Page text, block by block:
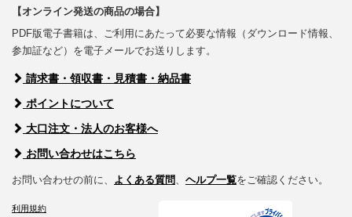
【オンライン発送の商品の場合】
PDF版電子書籍は、ご利用にあたって必要な情報（ダウンロード情報、
参加証など）を電子メールでお送りします。
請求書・領収書・見積書・納品書
ポイントについて
大口注文・法人のお客様へ
お問い合わせはこちら
お問い合わせの前に、 よくある質問、 ヘルプ一覧をご確認ください。
利用規約